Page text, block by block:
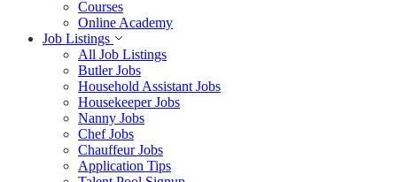
Courses
Online Academy
Job Listings
All Job Listings
Butler Jobs
Household Assistant Jobs
Housekeeper Jobs
Nanny Jobs
Chef Jobs
Chauffeur Jobs
Application Tips